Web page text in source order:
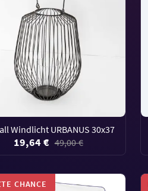
Windlicht URBANUS 30x37
19,64 € 49,00 €
CHANCE